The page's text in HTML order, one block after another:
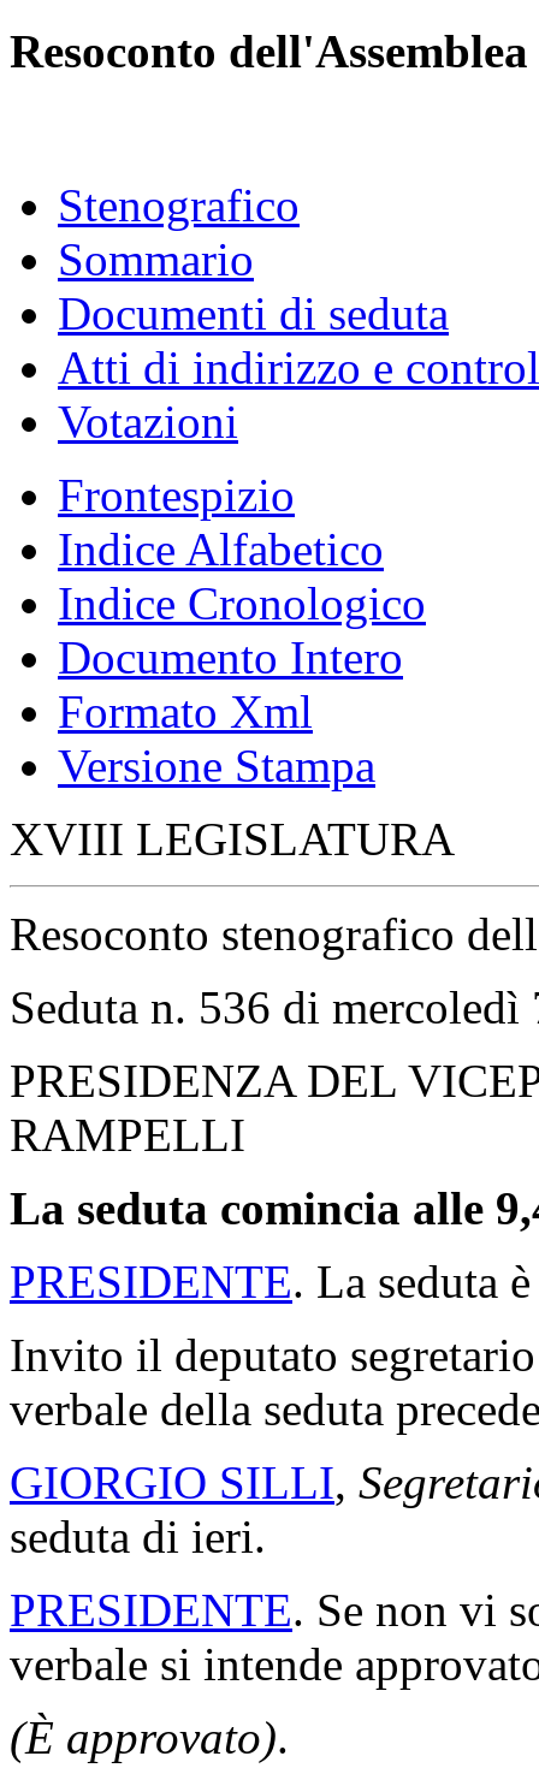
Resoconto dell'Assemblea
Stenografico
Sommario
Documenti di seduta
Atti di indirizzo e
Votazioni
Frontespizio
Indice Alfabetico
Indice Cronologico
Documento Intero
Formato Xml
Versione Stampa
XVIII LEGISLATURA
Resoconto stenografico
Seduta n. 536 di
PRESIDENZA DEL
RAMPELLI
La seduta comincia alle
PRESIDENTE. La seduta
Invito il deputato
verbale della seduta
GIORGIO SILLI,
seduta di ieri.
PRESIDENTE. Se non vi
verbale si intende
(È approvato).